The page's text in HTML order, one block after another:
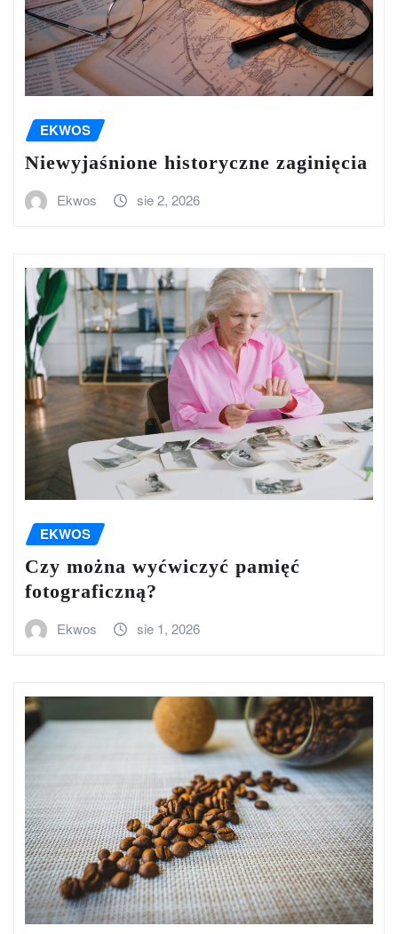
EKWOS
Niewyjaśnione historyczne zaginięcia
Ekwos sie 2, 2026
EKWOS
Czy można wyćwiczyć pamięć
fotograficzną?
Ekwos sie 1, 2026